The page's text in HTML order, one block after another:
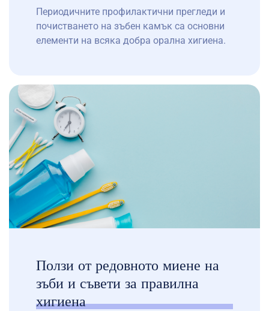
Периодичните профилактични прегледи и
почистването на зъбен камък са основни
елементи на всяка добра орална хигиена.
поддържането на здравето на зъбите и
венците. Независимо дали сте възрастен
или малко дете, редовните посещения при
зъболекаря, включително при детски
зъболекар или детски стоматолог, са
необходимост за […]
Ползи от редовното миене на
зъби и съвети за правилна
хигиена